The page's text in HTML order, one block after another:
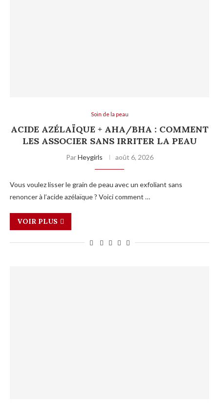
Soin de la peau
ACIDE AZÉLAÏQUE + AHA/BHA : COMMENT
LES ASSOCIER SANS IRRITER LA PEAU
ParHeygirls août 6, 2026
Vous voulez lisser le grain de peau avec un exfoliant sans
renoncer à l’acide azélaïque ? Voici comment …
VOIR PLUS